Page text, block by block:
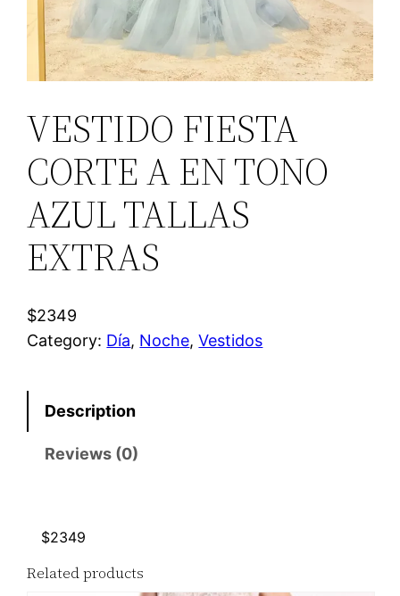
VESTIDO FIESTA
CORTE A EN TONO
AZUL TALLAS
EXTRAS
$2349
Category: Día, Noche, Vestidos
Description
Reviews (0)
$2349
Related products